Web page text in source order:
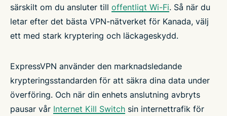
särskilt om du ansluter till offentligt Wi-Fi. Så när du
letar efter det bästa VPN-nätverket för Kanada, välj
ett med stark kryptering och läckageskydd.
ExpressVPN använder den marknadsledande
krypteringsstandarden för att säkra dina data under
överföring. Och när din enhets anslutning avbryts
pausar vår Internet Kill Switch sin internettrafik för